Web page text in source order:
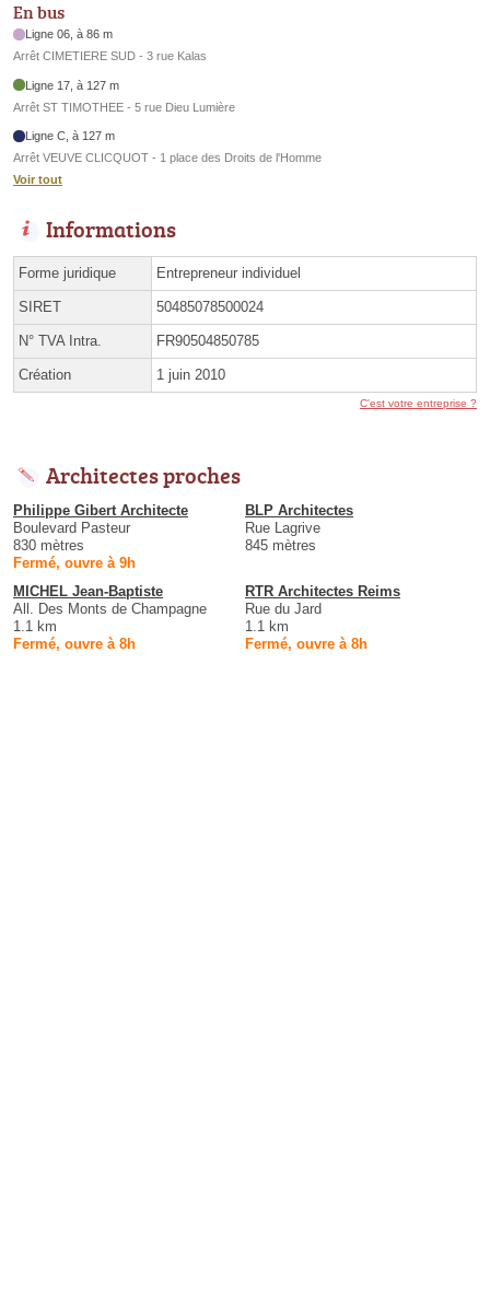
En bus
Ligne 06, à 86 m
Arrêt CIMETIERE SUD - 3 rue Kalas
Ligne 17, à 127 m
Arrêt ST TIMOTHEE - 5 rue Dieu Lumière
Ligne C, à 127 m
Arrêt VEUVE CLICQUOT - 1 place des Droits de l'Homme
Voir tout
Informations
Forme juridique Entrepreneur individuel
SIRET 50485078500024
N° TVA Intra. FR90504850785
Création 1 juin 2010
C'est votre entreprise ?
Architectes proches
Philippe Gibert Architecte
Boulevard Pasteur
830 mètres
Fermé, ouvre à 9h
BLP Architectes
Rue Lagrive
845 mètres
MICHEL Jean-Baptiste
All. Des Monts de Champagne
1.1 km
Fermé, ouvre à 8h
RTR Architectes Reims
Rue du Jard
1.1 km
Fermé, ouvre à 8h